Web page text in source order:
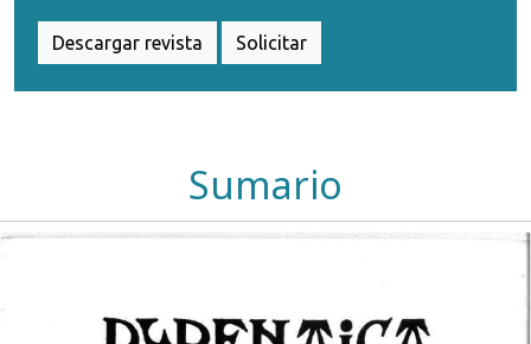
Descargar revista Solicitar
Sumario